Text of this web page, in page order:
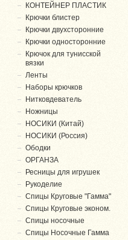
КОНТЕЙНЕР ПЛАСТИК
Крючки блистер
Крючки двухсторонние
Крючки односторонние
Крючок для тунисской
вязки
Ленты
Наборы крючков
Нитковдеватель
Ножницы
НОСИКИ (Китай)
НОСИКИ (Россия)
Ободки
ОРГАНЗА
Ресницы для игрушек
Рукоделие
Спицы Круговые "Гамма"
Спицы Круговые эконом.
Спицы носочные
Спицы Носочные Гамма